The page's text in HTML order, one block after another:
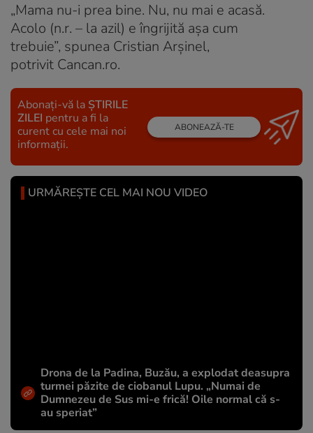
„Mama nu-i prea bine. Nu, nu mai e acasă.
Acolo (n.r. – la azil) e îngrijită așa cum
trebuie”, spunea Cristian Arșinel,
potrivit Cancan.ro.
Abonați-vă la ȘTIRILE
ZILEI pentru a fi la
curent cu cele mai noi
informații.
ABONEAZĂ-TE
URMĂREȘTE CEL MAI NOU VIDEO
Drona de la Padina, Buzău, a explodat deasupra
turmei păzite de ciobanul Lupu. „Numai de
Dumnezeu de Sus mi-e frică! Oile normal că s-
au speriat”